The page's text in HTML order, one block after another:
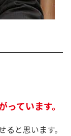
ています。
と思います。